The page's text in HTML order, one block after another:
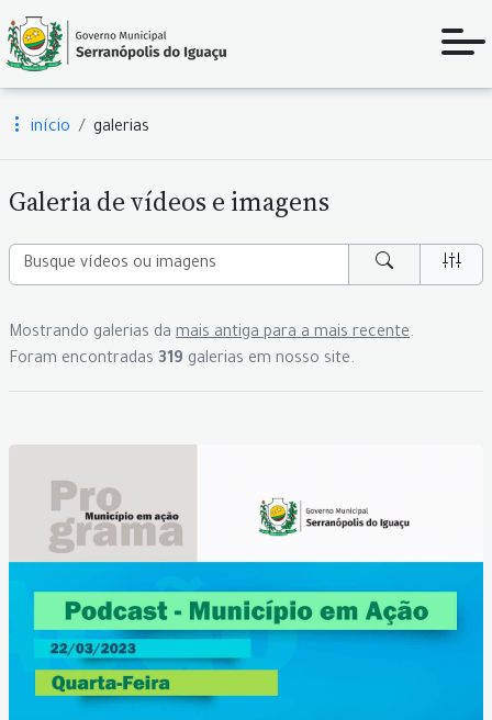
início galerias
Galeria de vídeos e imagens
Mostrando galerias da mais antiga para a mais recente.
Foram encontradas 319 galerias em nosso site.